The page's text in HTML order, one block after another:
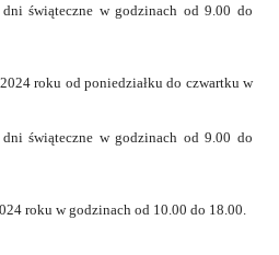
świąteczne w godzinach od 9.00 do
roku od poniedziałku do czwartku w
świąteczne w godzinach od 9.00 do
roku w godzinach od 10.00 do 18.00.